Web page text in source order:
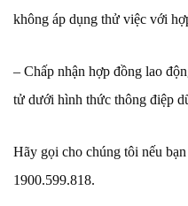
không áp dụng thử việc với
– Chấp nhận hợp đồng lao
tử dưới hình thức thông điệp
Hãy gọi cho chúng tôi nếu
1900.599.818.